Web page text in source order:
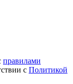
правилами
с Политикой